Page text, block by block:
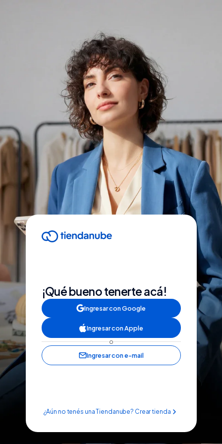
¡Qué bueno tenerte acá!
Ingresar con Google
Ingresar con Apple
o
Ingresar con e-mail
¿Aún no tenés una Tiendanube? Crear tienda